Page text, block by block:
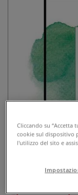
Cliccando su “Accetta
cookie sul dispositivo
l'utilizzo del sito e